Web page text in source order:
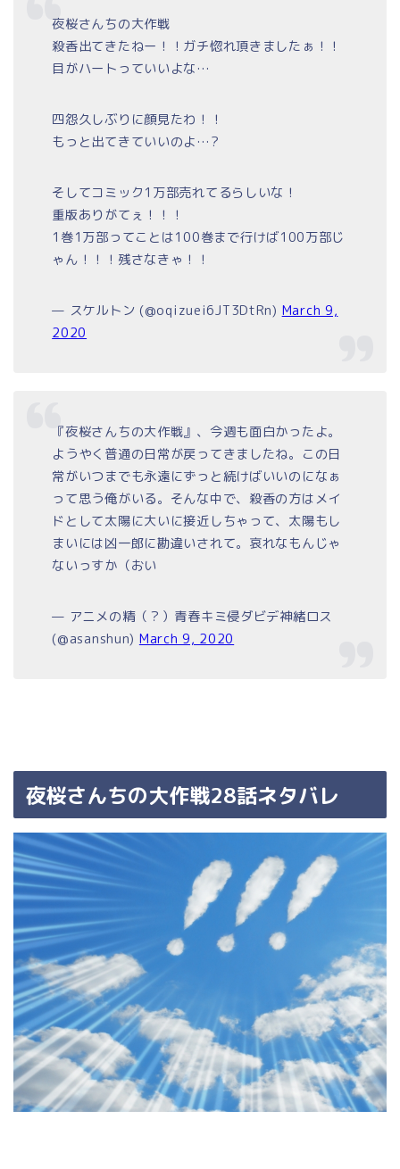
夜桜さんちの大作戦
殺香出てきたねー！！ガチ惚れ頂きましたぁ！！
目がハートっていいよな…
四怨久しぶりに顔見たわ！！
もっと出てきていいのよ…?
そしてコミック1万部売れてるらしいな！
重版ありがてぇ！！！
1巻1万部ってことは100巻まで行けば100万部じ
ゃん！！！残さなきゃ！！
— スケルトン (@oqizuei6JT3DtRn) March 9,
2020
『夜桜さんちの大作戦』、今週も面白かったよ。
ようやく普通の日常が戻ってきましたね。この日
常がいつまでも永遠にずっと続けばいいのになぁ
って思う俺がいる。そんな中で、殺香の方はメイ
ドとして太陽に大いに接近しちゃって、太陽もし
まいには凶一郎に勘違いされて。哀れなもんじゃ
ないっすか（おい
— アニメの精（？）青春キミ侵ダビデ神緒ロス
(@asanshun) March 9, 2020
夜桜さんちの大作戦28話ネタバレ